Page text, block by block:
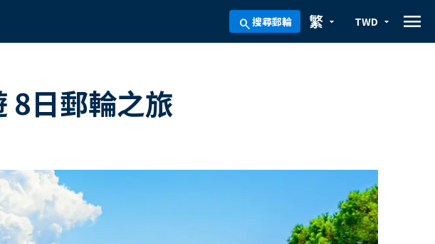
search搜尋郵輪 arrow_drop_down
繁 arrow_drop_down
TWD menu
8日郵輪之旅